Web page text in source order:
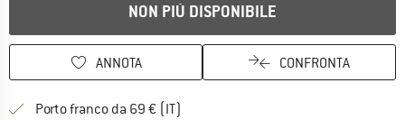
NON PIÙ DISPONIBILE
ANNOTA CONFRONTA
Porto franco da 69 € (IT)